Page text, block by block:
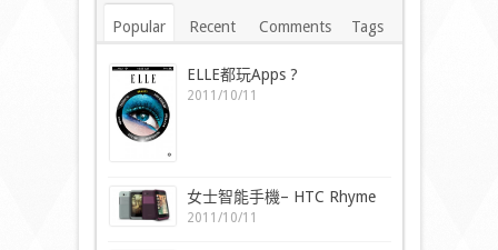
Popular Recent Comments Tags
ELLE都玩Apps ?
2011/10/11
女士智能手機– HTC Rhyme
2011/10/11